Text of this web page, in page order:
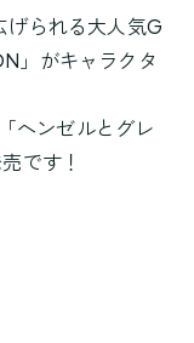
げられる大人気G
」がキャラクタ
ヘンゼルとグレ
です！